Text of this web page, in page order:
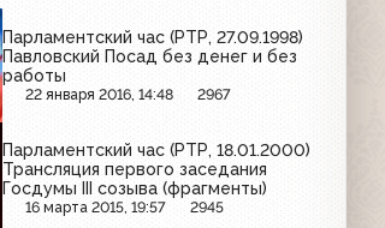
Парламентский час (РТР, 27.09.1998)
Павловский Посад без денег и без
работы
22 января 2016, 14:48 2967
Парламентский час (РТР, 18.01.2000)
Трансляция первого заседания
Госдумы III созыва (фрагменты)
16 марта 2015, 19:57 2945